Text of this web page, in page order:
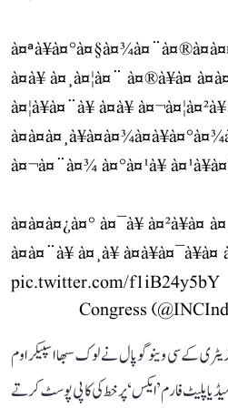
à¤­à¥ à¤¸à¤¦à¤¨ à¤®à¥à¤
à¤¦à¥à¤¨à¥ à¤à¥
à¤¬à¤¨à¤¾ à¤°à¤¹à¥
à¤à¤à¤¿à¤° à¤¯à¥ à¤²à¥à¤
à¤à¤¨à¥ à¤¸à¥
pic.twitter.com/f1iB24y5bY
کے سی وینوگوپال نے لوک سبھا اسپیکر اوم
پلیٹ فارم ’ایکس‘ پر خط کی کاپی پوسٹ کرتے